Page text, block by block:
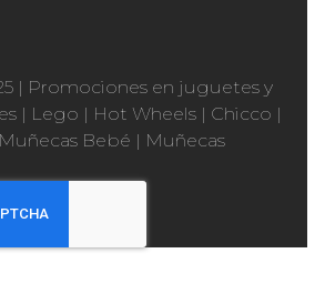
| Promociones en juguetes y
| Lego | Hot Wheels | Chicco |
Muñecas Bebé | Muñecas